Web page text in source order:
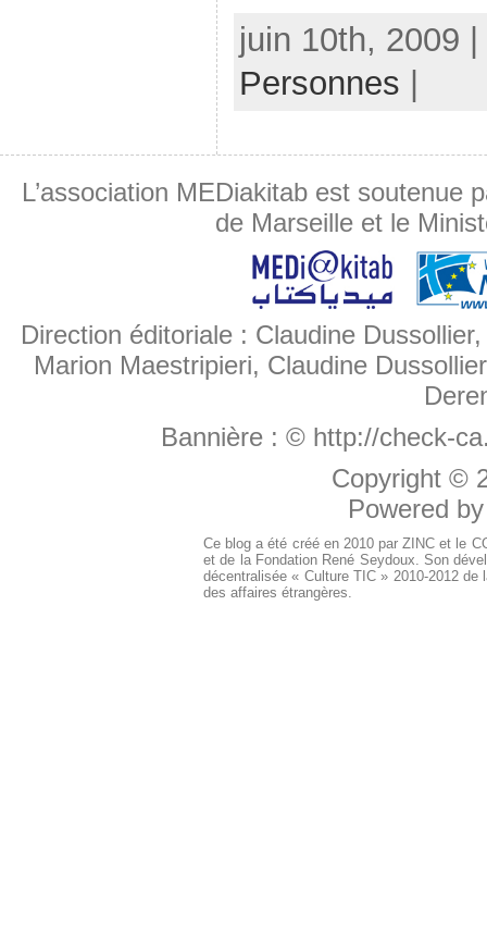
juin 10th, 2009
Personnes
L’association MEDiakitab est soutenue
de Marseille et le
Direction éditoriale : Claudine
Marion Maestripieri, Claudine
Bannière : © http://check-
Copyright ©
Powered
Ce blog a été créé en 2010 par ZINC et le
et de la Fondation René Seydoux. Son
décentralisée « Culture TIC » 2010-2012
des affaires étrangères.